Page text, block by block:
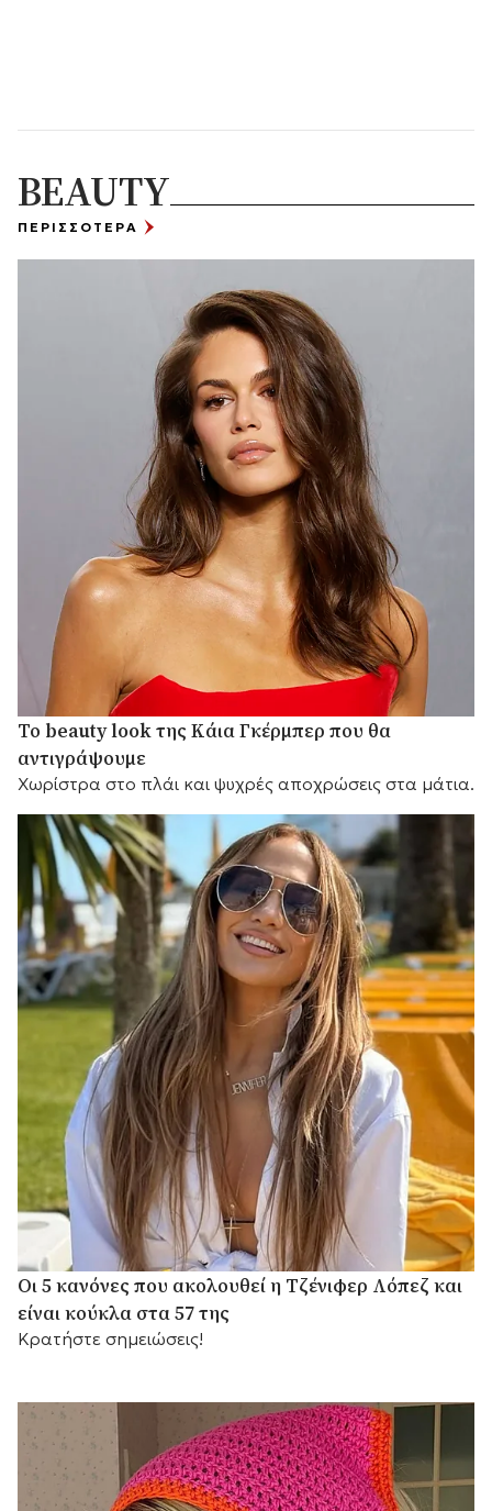
BEAUTY
ΠΕΡΙΣΣΟΤΕΡΑ
Το beauty look της Κάια Γκέρμπερ που θα
αντιγράψουμε
Χωρίστρα στο πλάι και ψυχρές αποχρώσεις στα μάτια.
Οι 5 κανόνες που ακολουθεί η Τζένιφερ Λόπεζ και
είναι κούκλα στα 57 της
Κρατήστε σημειώσεις!